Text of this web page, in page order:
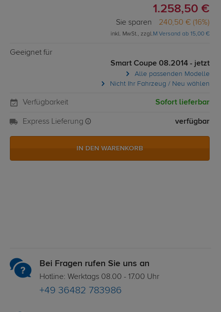
1.258,50 €
Sie sparen 240,50 € (16%)
inkl. MwSt., zzgl.M Versand ab 15,00 €
Geeignet für
Smart Coupe 08.2014 - jetzt
Alle passenden Modelle
Nicht Ihr Fahrzeug / Neu wählen
Verfügbarkeit Sofort lieferbar
Express Lieferung verfügbar
IN DEN WARENKORB
Bei Fragen rufen Sie uns an
Hotline: Werktags 08.00 - 17.00 Uhr
+49 36482 783986